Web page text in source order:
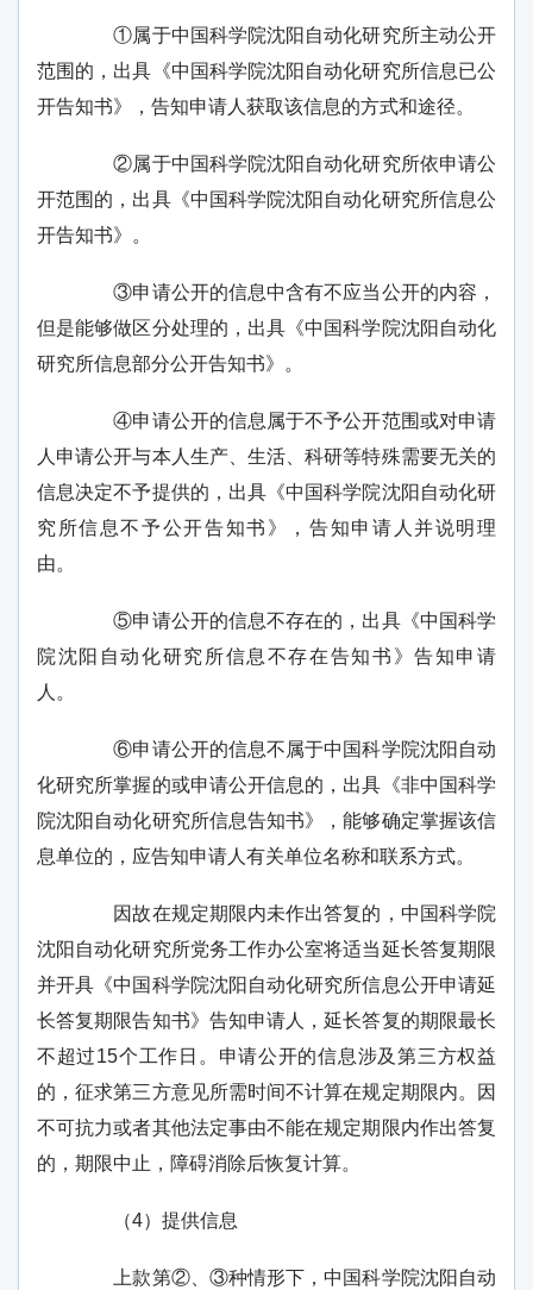
①属于中国科学院沈阳自动化研究所主动公开
范围的，出具《中国科学院沈阳自动化研究所信息已公
开告知书》，告知申请人获取该信息的方式和途径。
②属于中国科学院沈阳自动化研究所依申请公
开范围的，出具《中国科学院沈阳自动化研究所信息公
开告知书》。
③申请公开的信息中含有不应当公开的内容，
但是能够做区分处理的，出具《中国科学院沈阳自动化
研究所信息部分公开告知书》。
④申请公开的信息属于不予公开范围或对申请
人申请公开与本人生产、生活、科研等特殊需要无关的
信息决定不予提供的，出具《中国科学院沈阳自动化研
究所信息不予公开告知书》，告知申请人并说明理
由。
⑤申请公开的信息不存在的，出具《中国科学
院沈阳自动化研究所信息不存在告知书》告知申请
人。
⑥申请公开的信息不属于中国科学院沈阳自动
化研究所掌握的或申请公开信息的，出具《非中国科学
院沈阳自动化研究所信息告知书》，能够确定掌握该信
息单位的，应告知申请人有关单位名称和联系方式。
因故在规定期限内未作出答复的，中国科学院
沈阳自动化研究所党务工作办公室将适当延长答复期限
并开具《中国科学院沈阳自动化研究所信息公开申请延
长答复期限告知书》告知申请人，延长答复的期限最长
不超过15个工作日。申请公开的信息涉及第三方权益
的，征求第三方意见所需时间不计算在规定期限内。因
不可抗力或者其他法定事由不能在规定期限内作出答复
的，期限中止，障碍消除后恢复计算。
（4）提供信息
上款第②、③种情形下，中国科学院沈阳自动